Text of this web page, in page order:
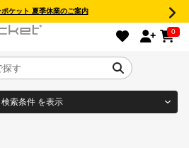
ケット 夏季休業のご案内
0
検索条件 を表示